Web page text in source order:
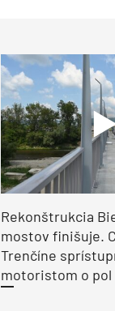
Rekonštrukcia
mostov finišuje.
Trenčíne
motoristom o pol